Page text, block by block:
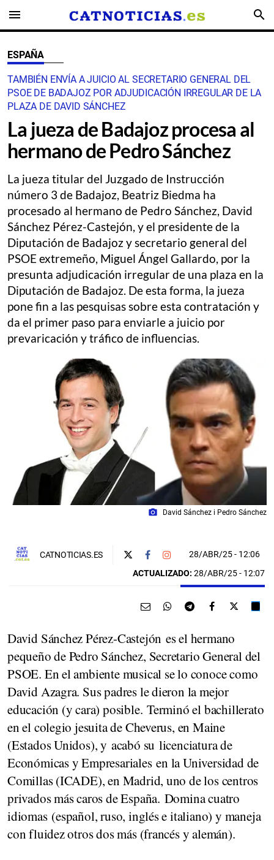
menu search
ESPAÑA
TAMBIÉN ENVÍA A JUICIO AL SECRETARIO GENERAL DEL
PSOE DE BADAJOZ POR ADJUDICACIÓN IRREGULAR DE LA
PLAZA DE DAVID SÁNCHEZ
La jueza de Badajoz procesa al
hermano de Pedro Sánchez
La jueza titular del Juzgado de Instrucción
número 3 de Badajoz, Beatriz Biedma ha
procesado al hermano de Pedro Sánchez, David
Sánchez Pérez-Castejón, y el presidente de la
Diputación de Badajoz y secretario general del
PSOE extremeño, Miguel Ángel Gallardo, por la
presunta adjudicación irregular de una plaza en la
Diputación de Badajoz. De esta forma, la jueza
pone fin a las pesquisas sobre esta contratación y
da el primer paso para enviarle a juicio por
prevaricación y tráfico de influencias.
photo_camera David Sánchez i Pedro Sánchez
CATNOTICIAS.ES 28/ABR/25- 12:06
ACTUALIZADO: 28/ABR/25 - 12:07
David Sánchez Pérez-Castejón es el hermano
pequeño de Pedro Sánchez, Secretario General del
PSOE. En el ambiente musical se lo conoce como
David Azagra. Sus padres le dieron la mejor
educación (y cara) posible. Terminó el bachillerato
en el colegio jesuita de Cheverus, en Maine
(Estados Unidos), y acabó su licenciatura de
Económicas y Empresariales en la Universidad de
Comillas (ICADE), en Madrid, uno de los centros
privados más caros de España. Domina cuatro
idiomas (español, ruso, inglés e italiano) y maneja
con fluidez otros dos más (francés y alemán).